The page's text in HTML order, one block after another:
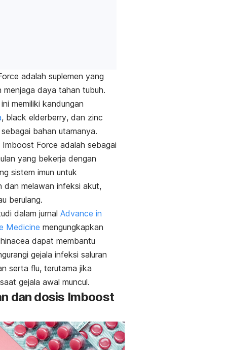
adalah suplemen yang
menjaga daya tahan tubuh.
memiliki kandungan
, black elderberry, dan zinc
bahan utamanya.
Imboost Force adalah sebagai
yang bekerja dengan
sistem imun untuk
dan melawan infeksi akut,
berulang.
dalam jurnal Advance in
Medicine mengungkapkan
dapat membantu
gejala infeksi saluran
serta flu, terutama jika
gejala awal muncul.
dan dosis Imboost